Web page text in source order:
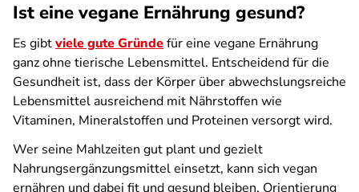
Ist eine vegane Ernährung gesund?
Es gibtviele gute Gründefür eine vegane Ernährung
ganz ohne tierische Lebensmittel. Entscheidend für die
Gesundheit ist, dass der Körper über abwechslungsreiche
Lebensmittel ausreichend mit Nährstoffen wie
Vitaminen, Mineralstoffen und Proteinen versorgt wird.
Wer seine Mahlzeiten gut plant und gezielt
Nahrungsergänzungsmittel einsetzt, kann sich vegan
ernähren und dabei fit und gesund bleiben. Orientierung